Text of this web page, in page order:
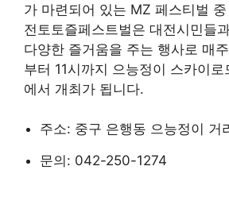
가 마련되어 있는 MZ 페스티벌
전토토즐페스트벌은 대전시민들
다양한 즐거움을 주는 행사로 매
부터 11시까지 으능정이 스카이
에서 개최가 됩니다.
주소: 중구 은행동 으능정이 거
문의: 042-250-1274